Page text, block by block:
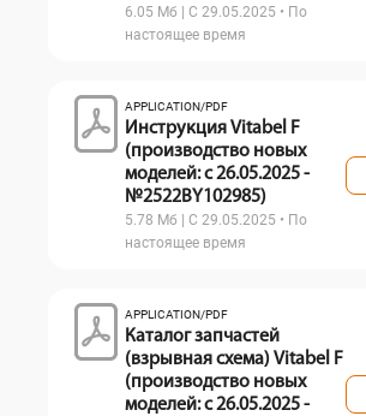
6.05 Мб | С 29.05.2025 • По
настоящее время
APPLICATION/PDF
Инструкция Vitabel F
(производство новых
моделей: с 26.05.2025 -
№2522BY102985)
5.78 Мб | С 29.05.2025 • По
настоящее время
APPLICATION/PDF
Каталог запчастей
(взрывная схема) Vitabel F
(производство новых
моделей: с 26.05.2025 -